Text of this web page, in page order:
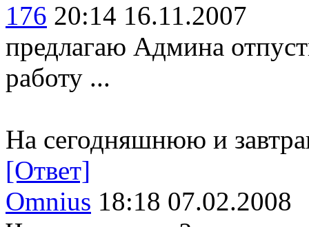
176 20:14 16.11.2007
предлагаю Админа
работу ...
На сегодняшнюю и
[Ответ]
Omnius 18:18 07.02.2008